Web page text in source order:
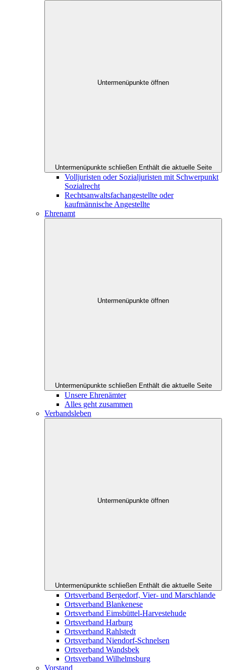
Untermenüpunkte öffnen
Untermenüpunkte schließen Enthält die aktuelle Seite
Volljuristen oder Sozialjuristen mit Schwerpunkt
Sozialrecht
Rechtsanwaltsfachangestellte oder
kaufmännische Angestellte
Ehrenamt
Untermenüpunkte öffnen
Untermenüpunkte schließen Enthält die aktuelle Seite
Unsere Ehrenämter
Alles geht zusammen
Verbandsleben
Untermenüpunkte öffnen
Untermenüpunkte schließen Enthält die aktuelle Seite
Ortsverband Bergedorf, Vier- und Marschlande
Ortsverband Blankenese
Ortsverband Eimsbüttel-Harvestehude
Ortsverband Harburg
Ortsverband Rahlstedt
Ortsverband Niendorf-Schnelsen
Ortsverband Wandsbek
Ortsverband Wilhelmsburg
Vorstand